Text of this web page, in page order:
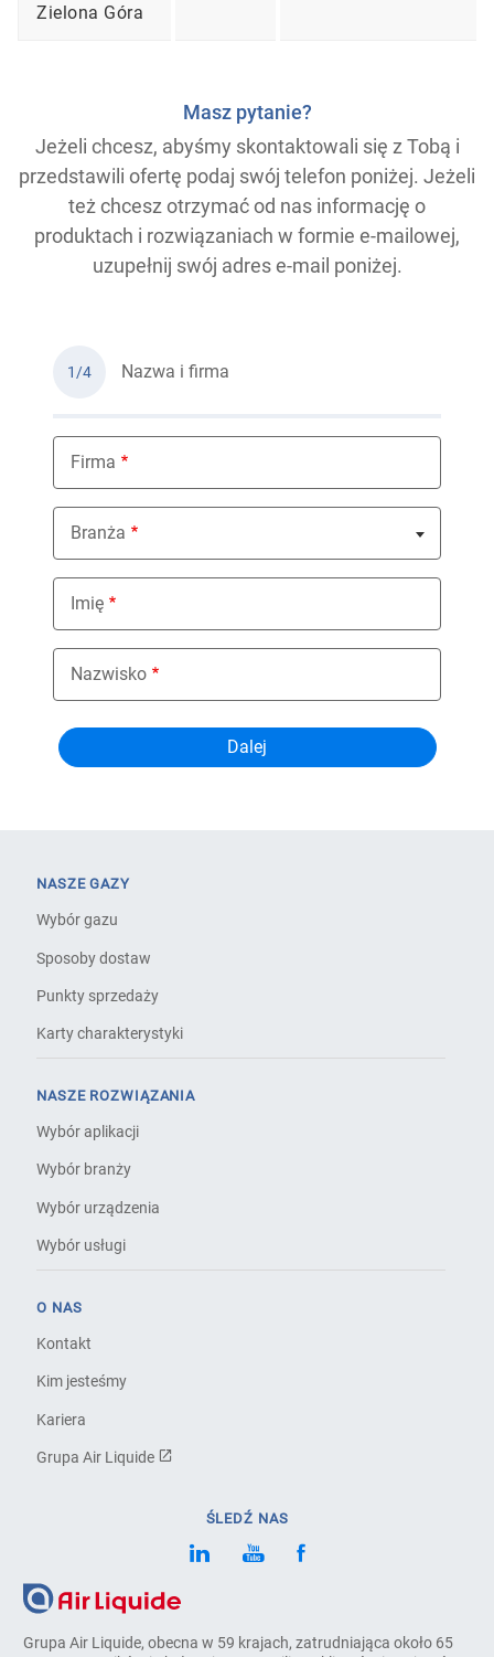
Zielona Góra
Masz pytanie?
Jeżeli chcesz, abyśmy skontaktowali się z Tobą i
przedstawili ofertę podaj swój telefon poniżej. Jeżeli
też chcesz otrzymać od nas informację o
produktach i rozwiązaniach w formie e-mailowej,
uzupełnij swój adres e-mail poniżej.
1/4 Nazwa i firma
Firma
Branża
Nothing selected
Imię
Nazwisko
Grupa Air Liquide, obecna w 59 krajach, zatrudniająca około 65
NASZE GAZY
Wybór gazu
Sposoby dostaw
Punkty sprzedaży
Karty charakterystyki
NASZE ROZWIĄZANIA
Wybór aplikacji
Wybór branży
Wybór urządzenia
Wybór usługi
O NAS
Kontakt
Kim jesteśmy
Kariera
Grupa Air Liquide
ŚLEDŹ NAS